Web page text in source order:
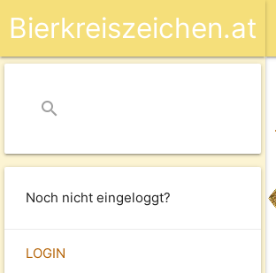
Bierkreiszeichen.at
search
Noch nicht eingeloggt?
LOGIN